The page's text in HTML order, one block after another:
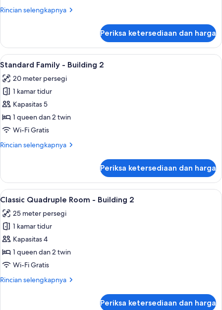
Building
Rincian selengkapnya
Rincian
Superior
Quadruple
Room
Building
2
Periksa ketersediaan dan harga
Lihat
semua
foto
untuk
Standard
Family
-
2
Standard Family - Building 2 | Tirai
10
Standard Family - Building 2
20 meter persegi
1 kamar tidur
Kapasitas 5
1 queen dan 2 twin
Wi-Fi Gratis
Rincian selengkapnya
Rincian
Standard
Family
-
2
Periksa ketersediaan dan harga
Lihat
semua
foto
untuk
Classic
Quadruple
Room
Building
Classic Quadruple Room - Building
19
Classic Quadruple Room - Building 2
25 meter persegi
1 kamar tidur
Kapasitas 4
1 queen dan 2 twin
Wi-Fi Gratis
Rincian selengkapnya
Rincian
Periksa ketersediaan dan harga